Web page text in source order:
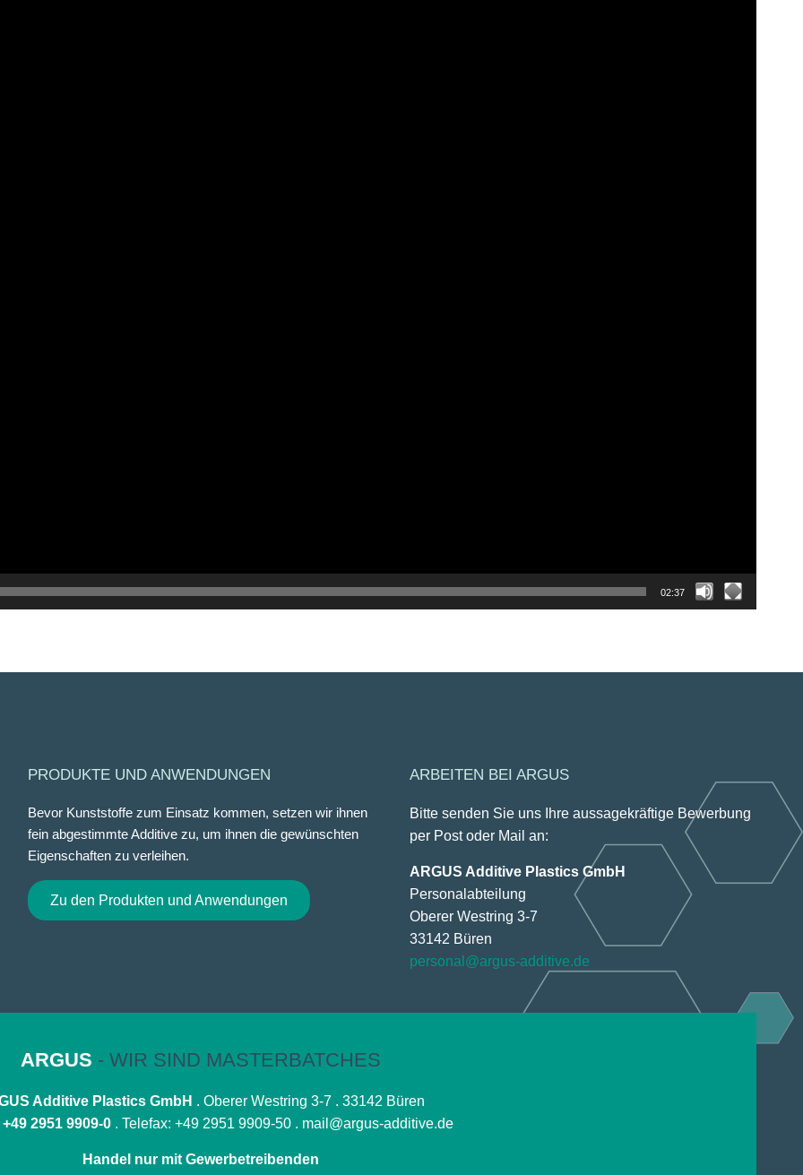
02:37
PRODUKTE UND ANWENDUNGEN
Bevor Kunststoffe zum Einsatz kommen, setzen wir ihnen
fein abgestimmte Additive zu, um ihnen die gewünschten
Eigenschaften zu verleihen.
Zu den Produkten und Anwendungen
ARBEITEN BEI ARGUS
Bitte senden Sie uns Ihre aussagekräftige Bewerbung
per Post oder Mail an:
ARGUS Additive Plastics GmbH
Personalabteilung
Oberer Westring 3-7
33142 Büren
personal@argus-additive.de
ARGUS - WIR SIND MASTERBATCHES
Additive Plastics GmbH . Oberer Westring 3-7 . 33142 Büren
+49 2951 9909-0. Telefax: +49 2951 9909-50 . mail@argus-additive.de
Handel nur mit Gewerbetreibenden